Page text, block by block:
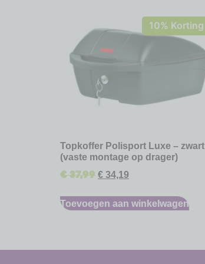
10% Korting
Topkoffer Polisport Luxe – zwart
(vaste montage op drager)
€37,99 € 34,19
Toevoegen aan winkelwagen